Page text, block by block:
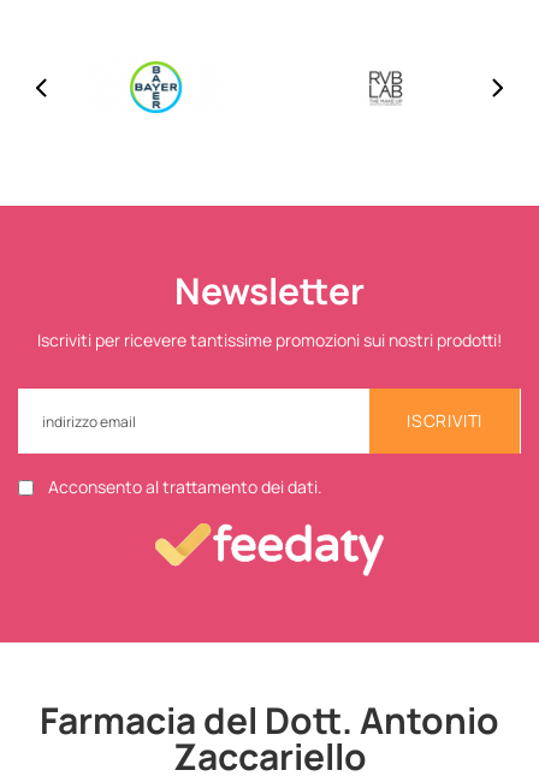
Newsletter
Iscriviti per ricevere tantissime promozioni sui nostri prodotti!
ISCRIVITI
Acconsento al trattamento dei dati.
Farmacia del Dott. Antonio
Zaccariello